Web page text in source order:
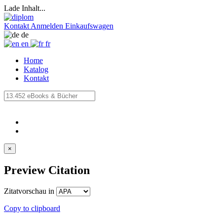
Lade Inhalt...
Kontakt Anmelden Einkaufswagen
de
en
fr
Home
Katalog
Kontakt
×
Preview Citation
Zitatvorschau in
Copy to clipboard